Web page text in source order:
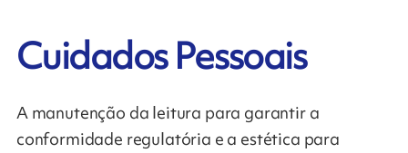
Cuidados Pessoais
A manutenção da leitura para garantir a
conformidade regulatória e a estética para